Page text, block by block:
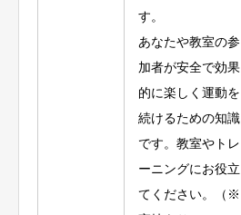
す。
あなたや教室の参
加者が安全で効果
的に楽しく運動を
続けるための知識
です。教室やトレ
ーニングにお役立
てください。（※